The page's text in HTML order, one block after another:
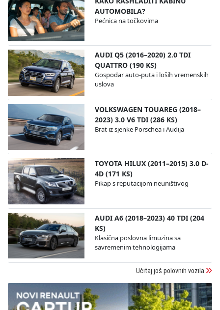
AUTOMOBILA?
Pećnica na točkovima
AUDI Q5 (2016–2020) 2.0 TDI
QUATTRO (190 KS)
Gospodar auto-puta i loših vremenskih
uslova
VOLKSWAGEN TOUAREG (2018–
2023) 3.0 V6 TDI (286 KS)
Brat iz sjenke Porschea i Audija
TOYOTA HILUX (2011–2015) 3.0 D-
4D (171 KS)
Pikap s reputacijom neuništivog
AUDI A6 (2018–2023) 40 TDI (204
KS)
Klasična poslovna limuzina sa
savremenim tehnologijama
Učitaj još polovnih vozila